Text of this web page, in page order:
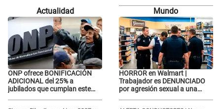
confrontó al dueño de 'La Bella
Actualidad
ONP ofrece BONIFICACIÓN
ADICIONAL del 25% a
jubilados que cumplan este
Mundo
HORROR en Walmart |
Trabajador es DENUNCIADO
por agresión sexual a una